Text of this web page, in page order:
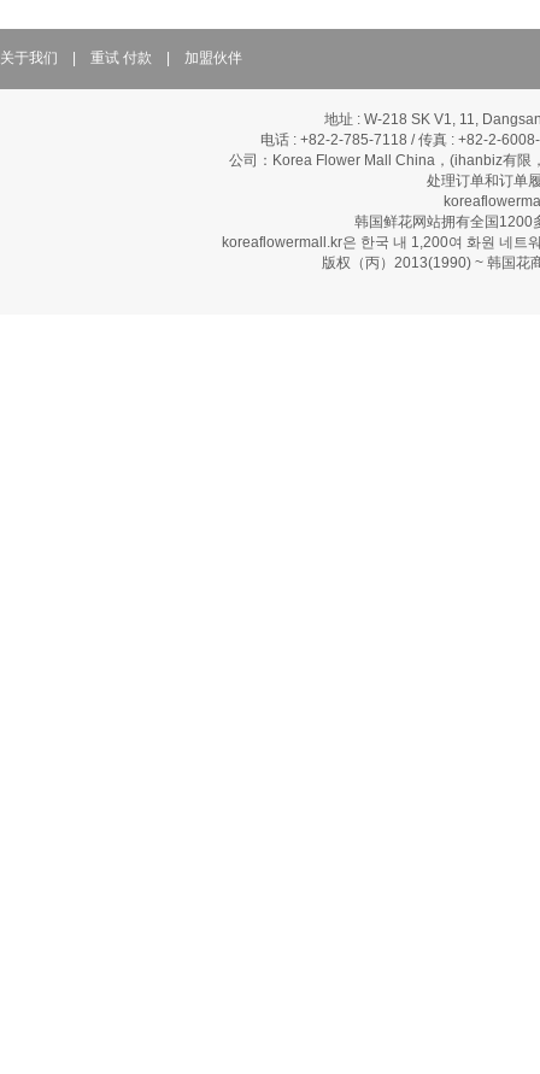
关于我们 重试 付款 加盟伙伴
地址 : W-218 SK V1, 11,
电话 : +82-2-785-7118 / 传真 : +82-2-
公司：Korea Flower Mall China，(ihanbiz有限
处理订单和订单
韩国鲜花网站拥有全国1200
koreaflowermall.kr은 한국 내 1,200여 화원 네트
版权（丙）2013(1990) ~ 韩国花